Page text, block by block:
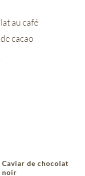
au café
cacao
Caviar de chocolat
noir